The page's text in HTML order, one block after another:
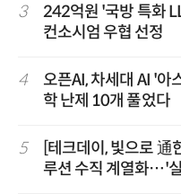
3
242억원 '국방 특화
컨소시엄 우협 선정
4
오픈AI, 차세대 AI '
학 난제 10개 풀었다
5
[테크데이, 빛으로 通
루션 수직 계열화…'